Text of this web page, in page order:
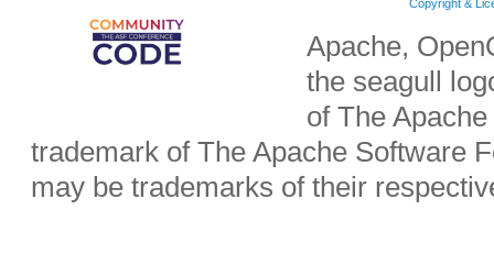
Copyright &
Apache,
the seagull
of The
trademark of The Apache Software
may be trademarks of their